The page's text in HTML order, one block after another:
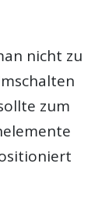
nicht zu
zum